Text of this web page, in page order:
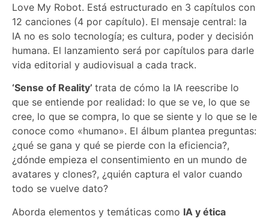
Love My Robot. Está estructurado en 3 capítulos con
12 canciones (4 por capítulo). El mensaje central: la
IA no es solo tecnología; es cultura, poder y decisión
humana. El lanzamiento será por capítulos para darle
vida editorial y audiovisual a cada track.
‘Sense of Reality’ trata de cómo la IA reescribe lo
que se entiende por realidad: lo que se ve, lo que se
cree, lo que se compra, lo que se siente y lo que se le
conoce como «humano». El álbum plantea preguntas:
¿qué se gana y qué se pierde con la eficiencia?,
¿dónde empieza el consentimiento en un mundo de
avatares y clones?, ¿quién captura el valor cuando
todo se vuelve dato?
Aborda elementos y temáticas como IA y ética